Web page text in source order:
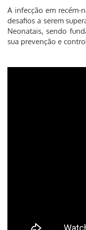
A infecção em recém-
desafios a serem
Neonatais, sendo
sua prevenção e